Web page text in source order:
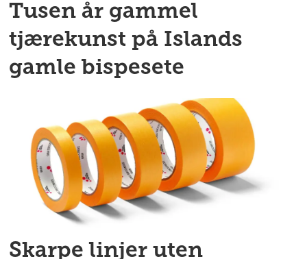
Tusen år gammel
tjærekunst på Islands
gamle bispesete
Skarpe linjer uten